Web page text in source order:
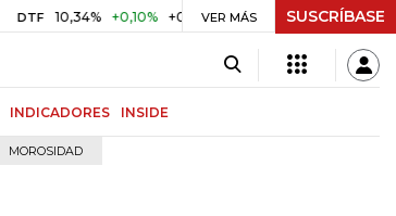
10,34% +0,10% +0,98% UVR $ 416,91 +$ 0,05
VER MÁS SUSCRÍBASE
INDICADORES INSIDE
MOROSIDAD